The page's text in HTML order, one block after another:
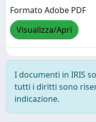
Formato Adobe PDF
Visualizza/Apri
I documenti in IRIS
tutti i diritti sono
indicazione.